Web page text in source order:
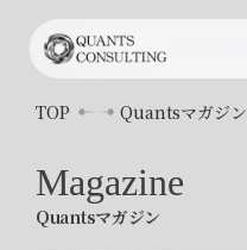
TOP
Quants について
サービス内容
TOP Quantsマガジン
Magazine
Quantsマガジン